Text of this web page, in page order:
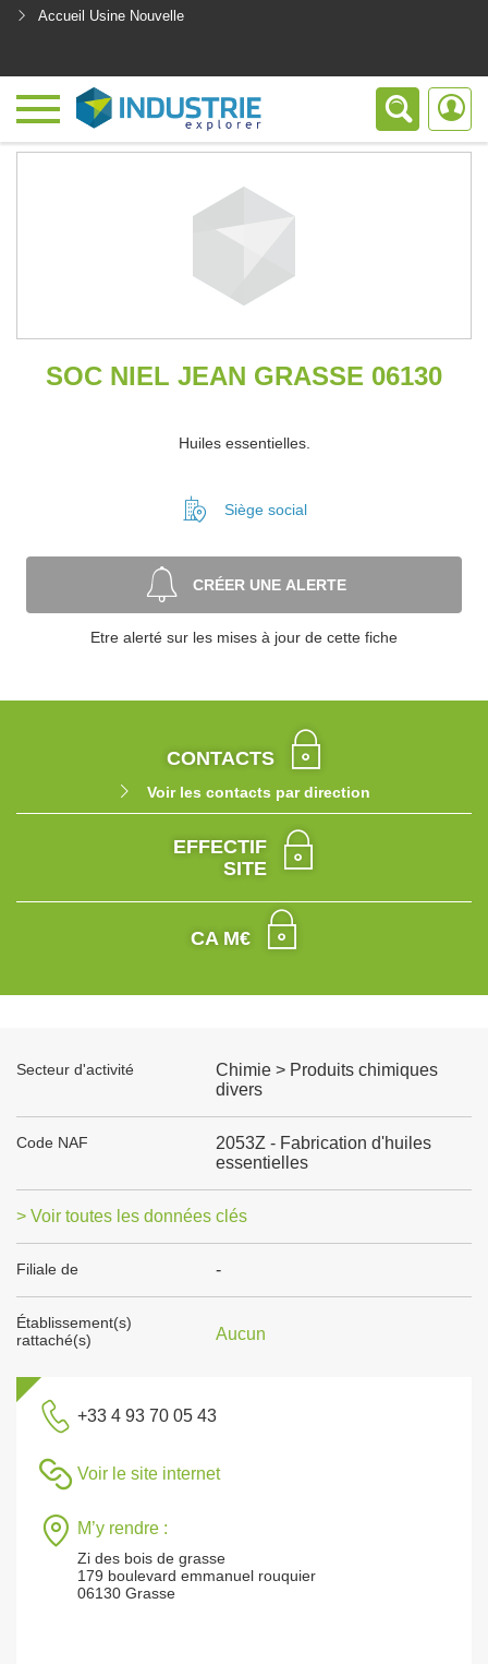
Accueil Usine Nouvelle
SOC NIEL JEAN GRASSE 06130
Huiles essentielles.
Siège social
CRÉER UNE ALERTE
Etre alerté sur les mises à jour de cette fiche
CONTACTS
Voir les contacts par direction
EFFECTIF
SITE
CA M€
Secteur d'activité
Chimie > Produits chimiques
divers
Code NAF
2053Z - Fabrication d'huiles
essentielles
> Voir toutes les données clés
Filiale de -
Établissement(s)
rattaché(s)
Aucun
+33 4 93 70 05 43
Voir le site internet
M’y rendre :
Zi des bois de grasse
179 boulevard emmanuel rouquier
06130 Grasse